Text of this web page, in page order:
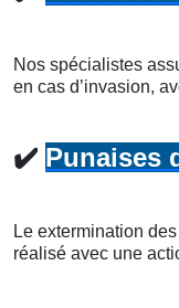
Nos spécialistes
en cas d’invasion,
✔️ Punaises
Le extermination
réalisé avec une